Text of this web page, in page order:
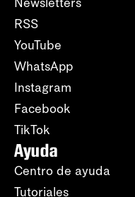
RSS
YouTube
WhatsApp
Instagram
Facebook
TikTok
Ayuda
Centro de ayuda
Tutoriales